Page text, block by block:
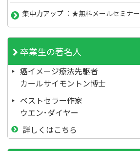
集中力アップ ：★無料メールセミナー
卒業生の著名人
癌イメージ療法先駆者
カールサイモントン博士
ベストセラー作家
ウエン･ダイヤー
詳しくはこちら